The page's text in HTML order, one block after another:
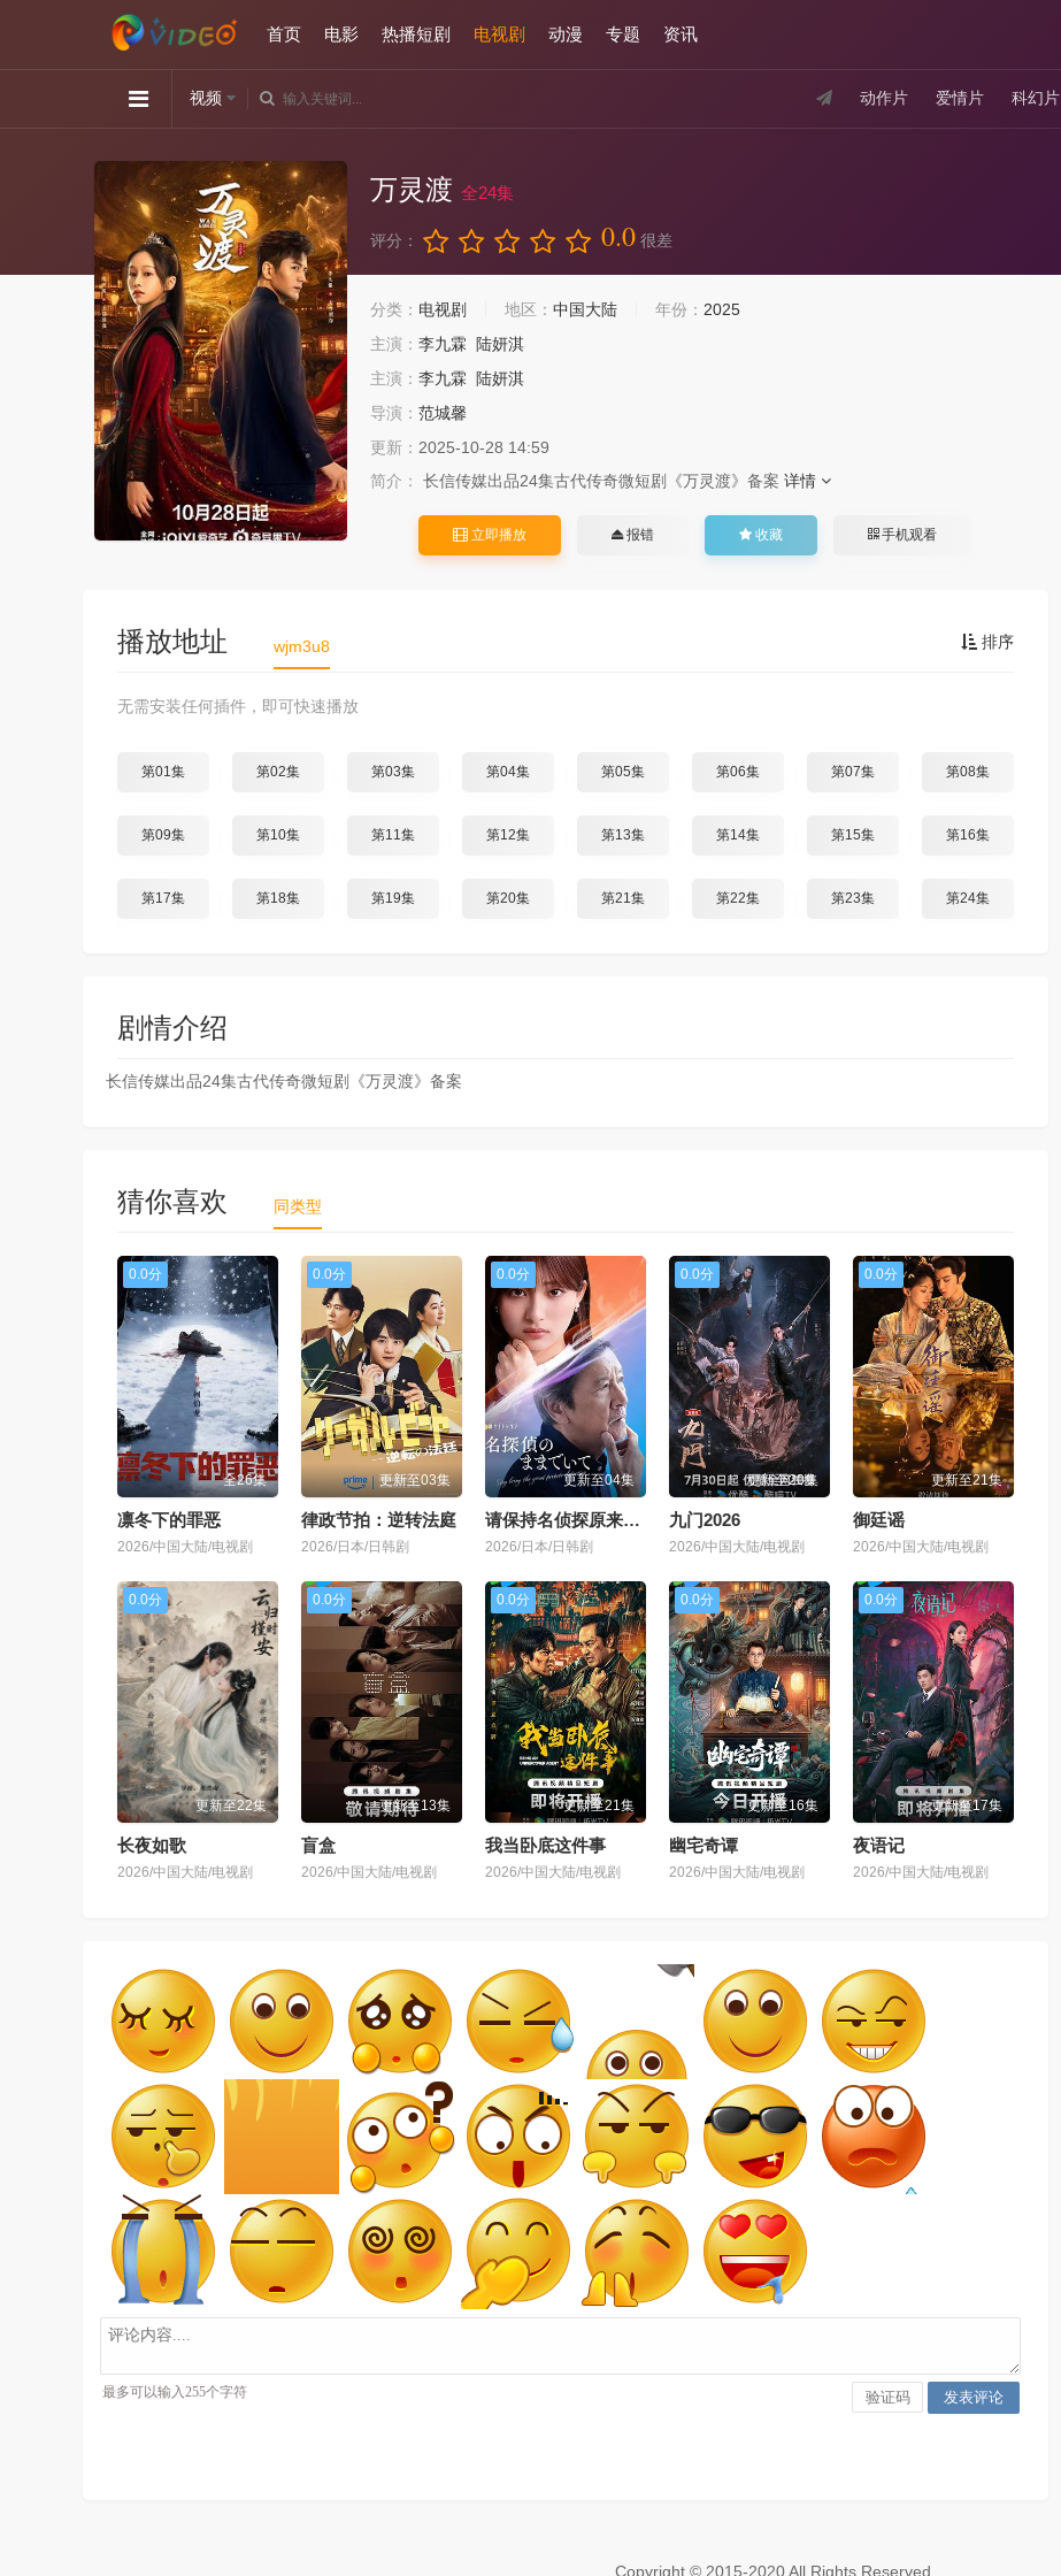
首页 电影 热播短剧 电视剧 动漫 专题 资讯
动作片 爱情片 科幻片
视频
万灵渡 全24集
评分： 0.0 很差
分类： 电视剧 地区： 中国大陆 年份： 2025
主演： 李九霖
陆妍淇
主演： 李九霖
陆妍淇
导演： 范城馨
更新： 2025-10-28 14:59
简介：
长信传媒出品24集古代传奇微短剧《万灵渡》备案 详情
立即播放 报错 收藏 手机观看
排序
播放地址 wjm3u8
无需安装任何插件，即可快速播放
第01集 第02集 第03集 第04集 第05集 第06集 第07集 第08集
第09集 第10集 第11集 第12集 第13集 第14集 第15集 第16集
第17集 第18集 第19集 第20集 第21集 第22集 第23集 第24集
剧情介绍
长信传媒出品24集古代传奇微短剧《万灵渡》备案
猜你喜欢 同类型
0.0分
全26集
凛冬下的罪恶
2026/中国大陆/电视剧
0.0分
更新至03集
律政节拍：逆转法庭
2026/日本/日韩剧
0.0分
更新至04集
请保持名侦探原来的样子
2026/日本/日韩剧
0.0分
更新至20集
九门2026
2026/中国大陆/电视剧
0.0分
更新至21集
御廷谣
2026/中国大陆/电视剧
0.0分
更新至22集
长夜如歌
2026/中国大陆/电视剧
0.0分
更新至13集
盲盒
2026/中国大陆/电视剧
0.0分
更新至21集
我当卧底这件事
2026/中国大陆/电视剧
0.0分
更新至16集
幽宅奇谭
2026/中国大陆/电视剧
0.0分
更新至17集
夜语记
2026/中国大陆/电视剧
Copyright © 2015-2020 All Rights Reserved